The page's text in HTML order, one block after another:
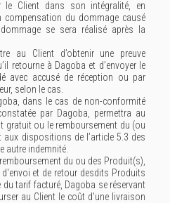
Client dans son intégralité, en
du dommage causé
se sera réalisé après la
au Client d’obtenir une preuve
retourne à Dagoba et d’envoyer le
avec accusé de réception ou par
selon le cas.
dans le cas de non-conformité
par Dagoba, permettra au
gratuit ou le remboursement du (ou
dispositions de l’article 5.3 des
autre indemnité.
du ou des Produit(s),
et de retour desdits Produits
tarif facturé, Dagoba se réservant
au Client le coût d’une livraison